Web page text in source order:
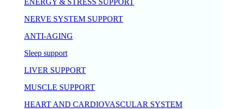
NERVE SYSTEM SUPPORT
ANTI-AGING
Sleep support
LIVER SUPPORT
MUSCLE SUPPORT
HEART AND CARDIOVASCULAR SYSTEM